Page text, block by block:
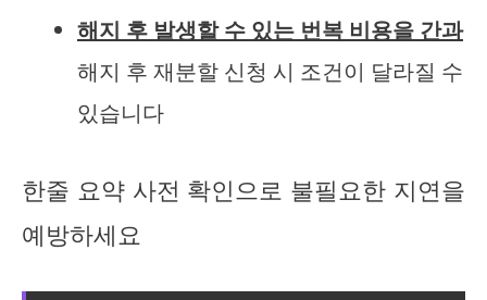
해지 후 발생할 수 있는 번복 비용을 간과
해지 후 재분할 신청 시 조건이 달라질 수
있습니다
한줄 요약 사전 확인으로 불필요한 지연을
예방하세요